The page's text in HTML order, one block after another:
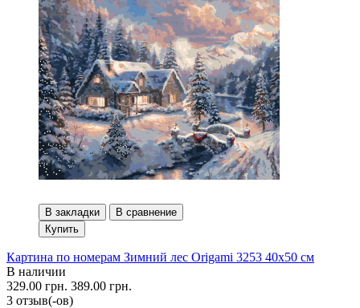
В закладки
В сравнение
Купить
Картина по номерам Зимний лес Origami 3253 40x50 см
В наличии
329.00 грн. 389.00 грн.
3 отзыв(-ов)